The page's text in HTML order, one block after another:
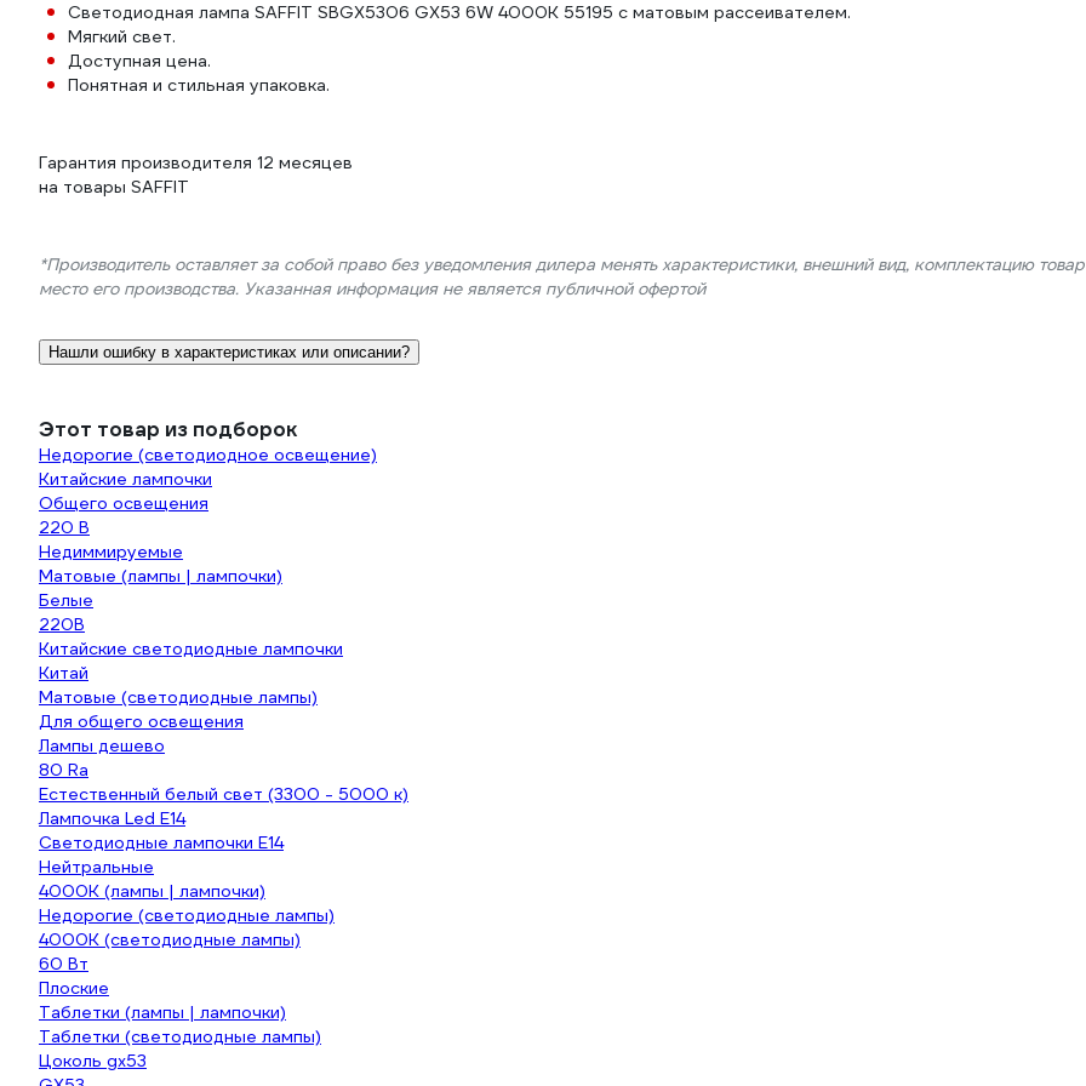
Светодиодная лампа SAFFIT SBGX5306 GX53 6W 4000K 55195 с матовым рассеивателем.
Мягкий свет.
Доступная цена.
Понятная и стильная упаковка.
Гарантия производителя 12 месяцев
на товары SAFFIT
*Производитель оставляет за собой право без уведомления дилера менять характеристики, внешний вид, комплектацию
место его производства. Указанная информация не является публичной офертой
Нашли ошибку в характеристиках или описании?
Этот товар из подборок
Недорогие (светодиодное освещение)
Китайские лампочки
Общего освещения
220 В
Недиммируемые
Матовые (лампы | лампочки)
Белые
220В
Китайские светодиодные лампочки
Китай
Матовые (светодиодные лампы)
Для общего освещения
Лампы дешево
80 Ra
Естественный белый свет (3300 - 5000 к)
Лампочка Led E14
Светодиодные лампочки E14
Нейтральные
4000К (лампы | лампочки)
Недорогие (светодиодные лампы)
4000К (светодиодные лампы)
60 Вт
Плоские
Таблетки (лампы | лампочки)
Таблетки (светодиодные лампы)
Цоколь gx53